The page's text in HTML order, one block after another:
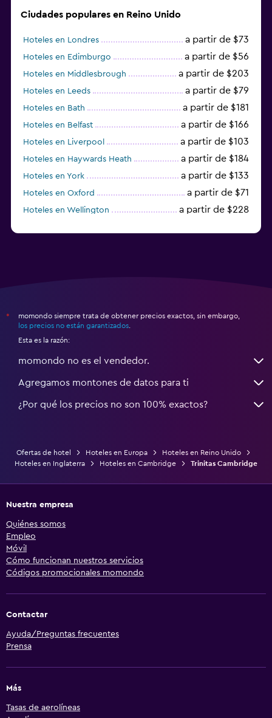
Ciudades populares en Reino Unido
Hoteles en Londres a partir de $73
Hoteles en Edimburgo a partir de $56
Hoteles en Middlesbrough a partir de $203
Hoteles en Leeds a partir de $79
Hoteles en Bath a partir de $181
Hoteles en Belfast a partir de $166
Hoteles en Liverpool a partir de $103
Hoteles en Haywards Heath a partir de $184
Hoteles en York a partir de $133
Hoteles en Oxford a partir de $71
Hoteles en Wellington a partir de $228
*
momondo siempre trata de obtener precios exactos, sin embargo,
los precios no están garantizados
Esta es la razón:
momondo no es el vendedor.
Agregamos montones de datos para ti
¿Por qué los precios no son 100% exactos?
Ofertas de hotel Hoteles en Europa
Hoteles en Reino Unido
Hoteles en Inglaterra
Hoteles en Cambridge Trinitas Cambridge
Nuestra empresa
Quiénes somos
Empleo
Móvil
Cómo funcionan nuestros servicios
Códigos promocionales momondo
Contactar
Ayuda/Preguntas frecuentes
Prensa
Más
Tasas de aerolíneas